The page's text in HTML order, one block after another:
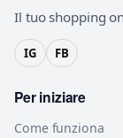
Il tuo shopping
IG FB
Per iniziare
Come funziona